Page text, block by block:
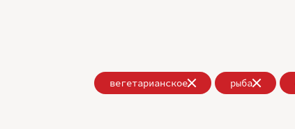
вегетарианское рыба